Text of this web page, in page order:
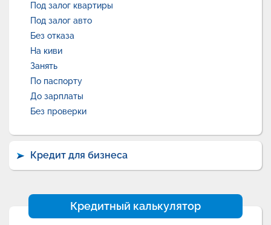
Под залог квартиры
Под залог авто
Без отказа
На киви
Занять
По паспорту
До зарплаты
Без проверки
Кредит для бизнеса
Кредитный калькулятор